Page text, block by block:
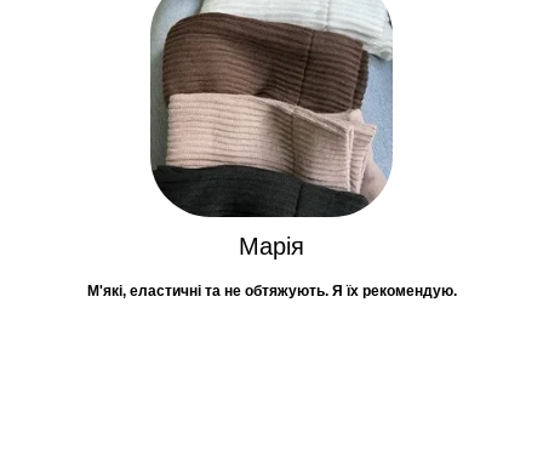
Марія
М'які, еластичні та не обтяжують. Я їх рекомендую.